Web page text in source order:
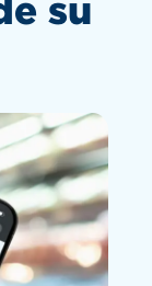
su